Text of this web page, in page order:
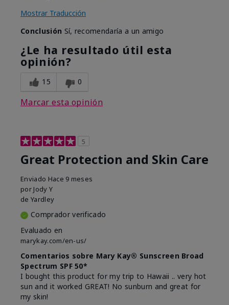
Mostrar Traducción
Conclusión Sí, recomendaría a un amigo
¿Le ha resultado útil esta
opinión?
15 0
Marcar esta opinión
5
Great Protection and Skin Care
Enviado Hace 9 meses
por Jody Y
de Yardley
Comprador verificado
Evaluado en
marykay.com/en-us/
Comentarios sobre Mary Kay® Sunscreen Broad
Spectrum SPF 50*
I bought this product for my trip to Hawaii .. very hot
sun and it worked GREAT! No sunburn and great for
my skin!